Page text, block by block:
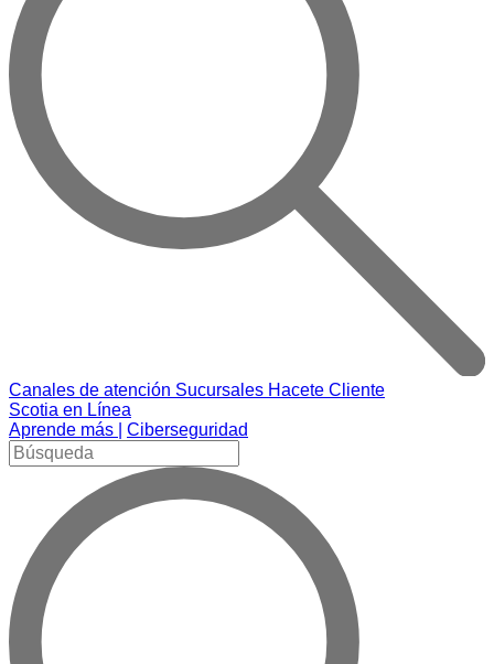
Canales de atención Sucursales Hacete Cliente
Scotia en Línea
Aprende más |
Ciberseguridad